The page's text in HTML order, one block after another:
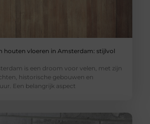
houten vloeren in Amsterdam: stijlvol
is een droom voor velen, met zijn
historische gebouwen en
Een belangrijk aspect